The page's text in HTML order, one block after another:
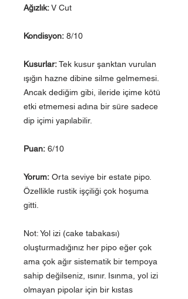
Ağızlık:V Cut
Kondisyon: 8/10
Kusurlar:Tek kusur şanktan vurulan
ışığın hazne dibine silme gelmemesi.
Ancak dediğim gibi, ileride içime kötü
etki etmemesi adına bir süre sadece
dip içimi yapılabilir.
Puan: 6/10
Yorum: Orta seviye bir estate pipo.
Özellikle rustik işçiliği çok hoşuma
gitti.
Not: Yol izi (cake tabakası)
oluşturmadığınız her pipo eğer çok
ama çok ağır sistematik bir tempoya
sahip değilseniz, ısınır. Isınma, yol izi
olmayan pipolar için bir kıstas